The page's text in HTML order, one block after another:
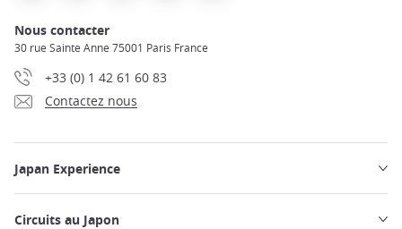
Nous contacter
30 rue Sainte Anne 75001 Paris France
+33 (0) 1 42 61 60 83
Contactez nous
Japan Experience
Circuits au Japon